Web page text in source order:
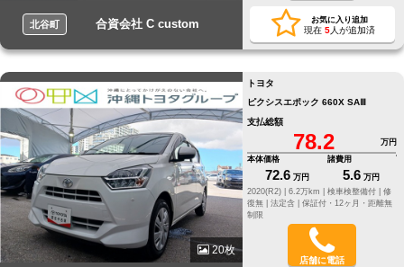
北谷町 合資会社 C custom お気に入り追加
現在 5人が追加済
20枚
トヨタ
ピクシスエポック 660X SAⅢ
支払総額
78.2
万円
本体価格
72.6 万円
諸費用
5.6 万円
2020(R2) |
6.2万km | 検車検整備付 | 修
復無 | 法定含 | 保証付・12ヶ月・距離無
制限
店舗に電話